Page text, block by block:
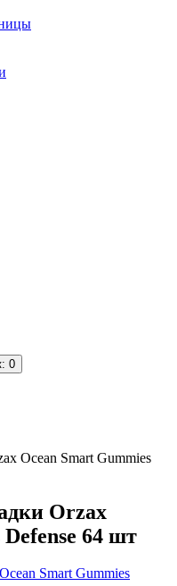
: 0
Ocean Smart Gummies
Orzax
64 шт